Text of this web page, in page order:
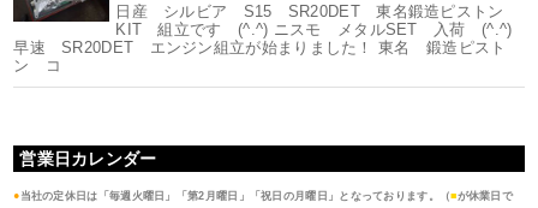
日産 シルビア S15 SR20DET 東名鍛造ピストン
KIT 組立です (^.^) ニスモ メタルSET 入荷 (^.^)
早速 SR20DET エンジン組立が始まりました！ 東名 鍛造ピスト
ン コ
営業日カレンダー
● 当社の定休日は「毎週火曜日」「第2月曜日」「祝日の月曜日」となっております。（■が休業日で